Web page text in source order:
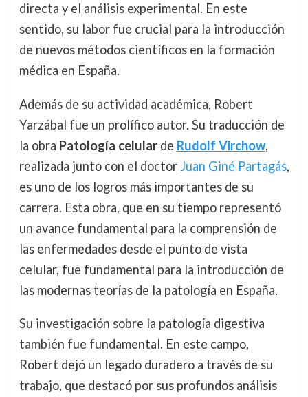
directa y el análisis experimental. En este
sentido, su labor fue crucial para la introducción
de nuevos métodos científicos en la formación
médica en España.
Además de su actividad académica, Robert
Yarzábal fue un prolífico autor. Su traducción de
la obra Patología celularde Rudolf Virchow,
realizada junto con el doctor Juan Giné Partagás,
es uno de los logros más importantes de su
carrera. Esta obra, que en su tiempo representó
un avance fundamental para la comprensión de
las enfermedades desde el punto de vista
celular, fue fundamental para la introducción de
las modernas teorías de la patología en España.
Su investigación sobre la patología digestiva
también fue fundamental. En este campo,
Robert dejó un legado duradero a través de su
trabajo, que destacó por sus profundos análisis